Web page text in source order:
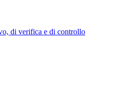
di verifica e di controllo